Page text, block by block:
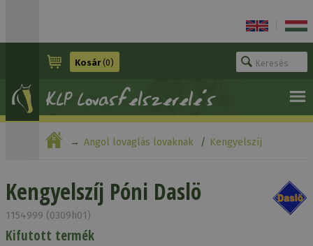
Kosár(0)
Angol lovaglás lovaknak Kengyelszíj
Kengyelszíj Póni Daslö
1154999 (0309h01)
Kifutott termék